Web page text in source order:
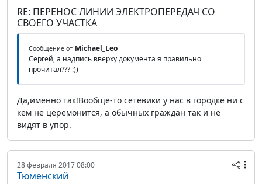
RE: ПЕРЕНОС ЛИНИИ ЭЛЕКТРОПЕРЕДАЧ СО
СВОЕГО УЧАСТКА
Сообщение от Michael_Leo
Сергей, а надпись вверху документа я правильно
прочитал??? :))
Да,именно так!Вообще-то сетевики у нас в городке ни с
кем не церемонится, а обычных граждан так и не
видят в упор.
28 февраля 2017 08:00
Тюменский